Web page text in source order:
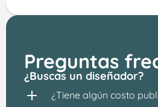
Preguntas
¿Buscas un diseñador?
¿Tiene algún costo